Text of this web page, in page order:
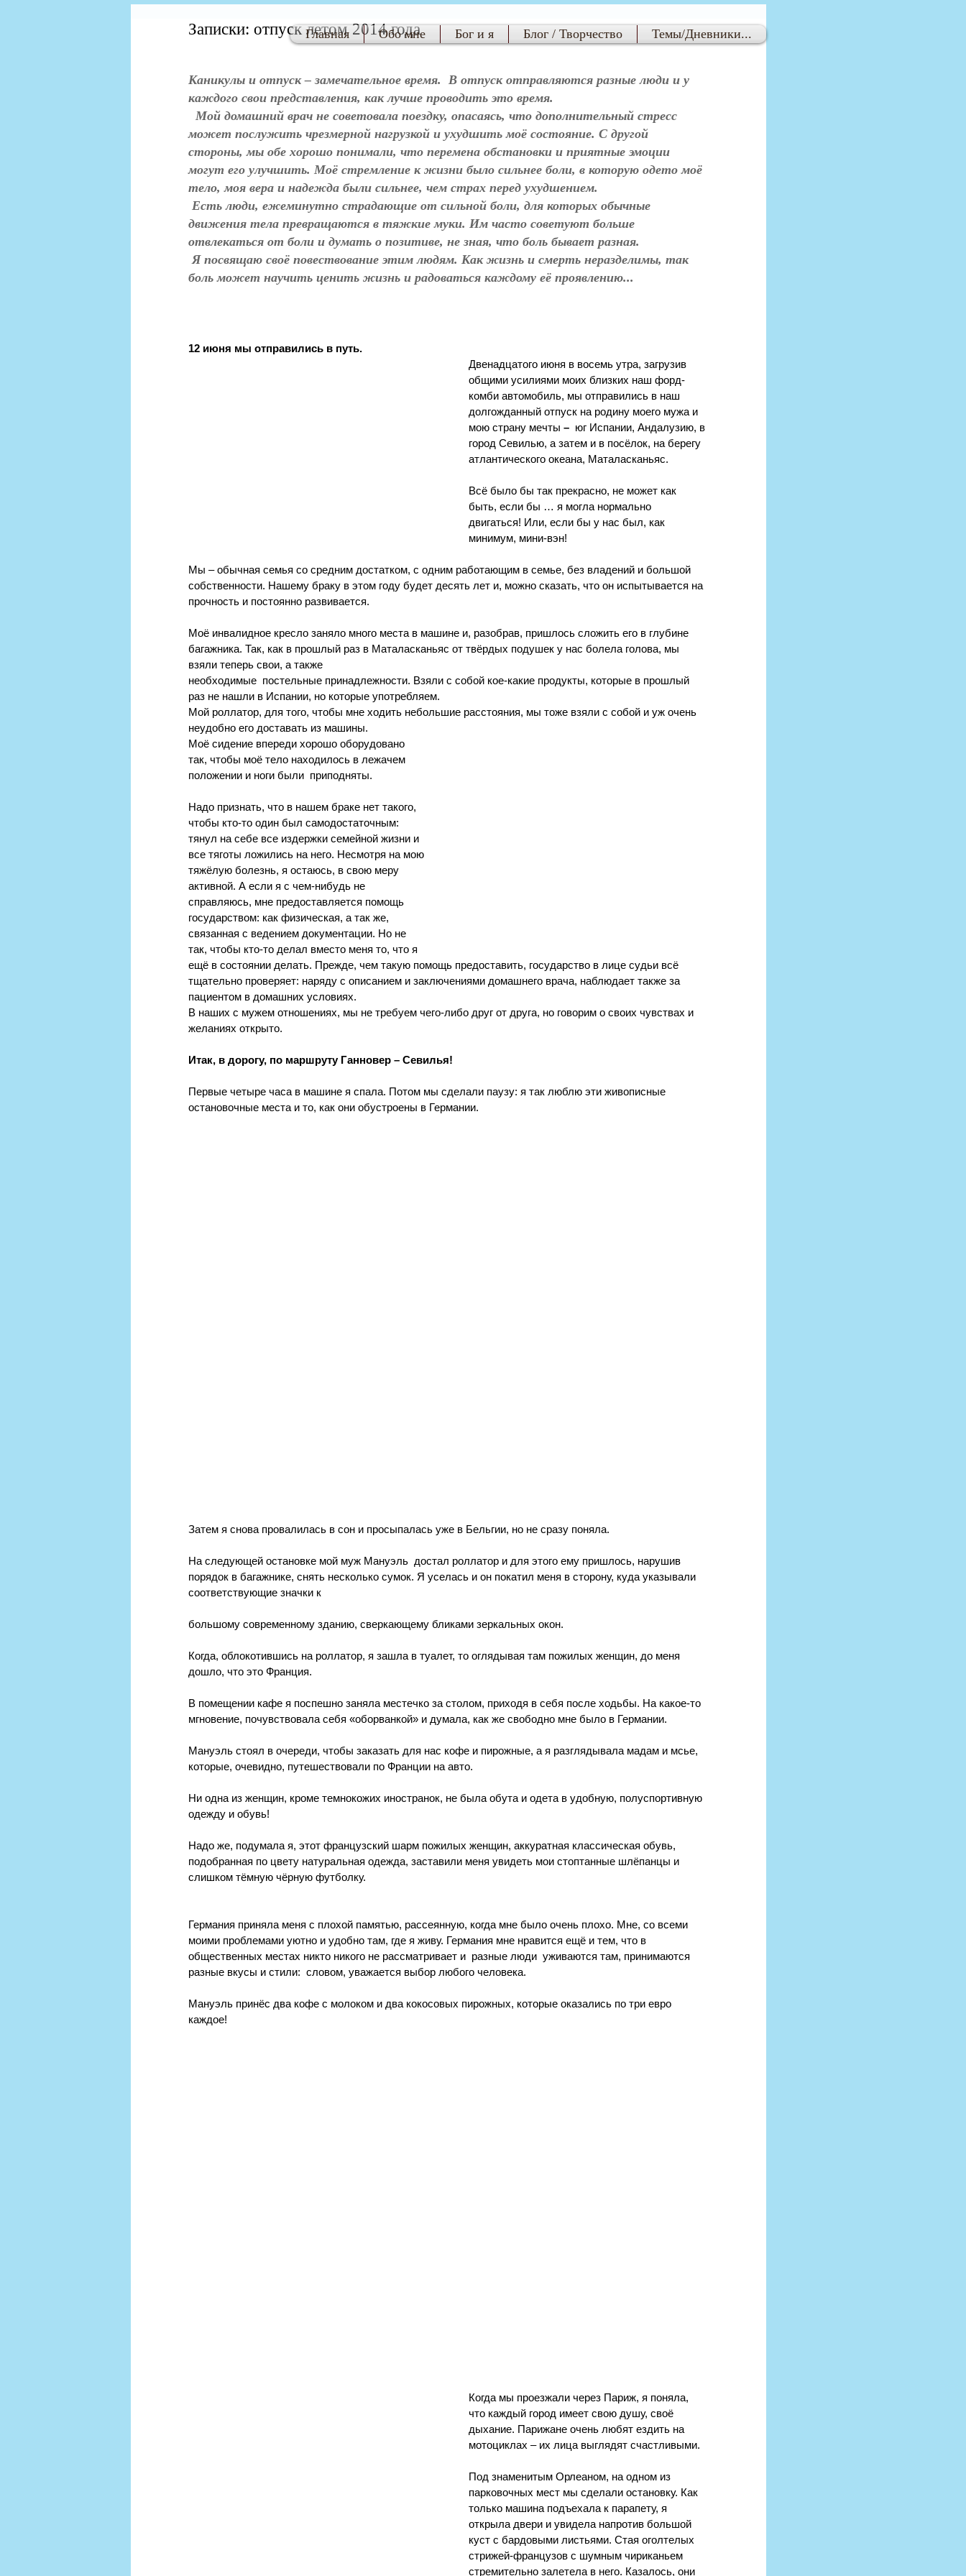
Записки: отпуск летом 2014 года
Каникулы и отпуск – замечательное время.  В отпуск отправляются разные люди и у
каждого свои представления, как лучше проводить это время.
Мой домашний врач не советовала поездку, опасаясь, что дополнительный стресс
может послужить чрезмерной нагрузкой и ухудшить моё состояние. С другой
стороны, мы обе хорошо понимали, что перемена обстановки и приятные эмоции
могут его улучшить. Моё стремление к жизни было сильнее боли, в которую одето моё
тело, моя вера и надежда были сильнее, чем страх перед ухудшением.
движения тела превращаются в тяжкие муки. Им часто советуют больше
отвлекаться от боли и думать о позитиве, не зная, что боль бывает разная.
Я посвящаю своё повествование этим людям. Как жизнь и смерть неразделимы, так
боль может научить ценить жизнь и радоваться каждому её проявлению...
12 июня мы отправились в путь.
Двенадцатого июня в восемь утра, загрузив
общими усилиями моих близких наш форд-
комби автомобиль, мы отправились в наш
долгожданный отпуск на родину моего мужа и
мою страну мечты –
  юг Испании, Андалузию, в
город Севилью, а затем и в посёлок, на берегу
атлантического океана, Маталасканьяс.
Всё было бы так прекрасно, не может как
быть, если бы … я могла нормально
двигаться! Или, если бы у нас был, как
минимум, мини-вэн!
Мы – обычная семья со средним достатком, с одним работающим в семье, без владений и большой
собственности. Нашему браку в этом году будет десять лет и, можно сказать, что он испытывается на
прочность и постоянно развивается.
Моё инвалидное кресло заняло много места в машине и, разобрав, пришлось сложить его в глубине
багажника. Так, как в прошлый раз в Маталасканьяс от твёрдых подушек у нас болела голова, мы
взяли теперь свои, а также
необходимые  постельные принадлежности. Взяли с собой кое-какие продукты, которые в прошлый
раз не нашли в Испании, но которые употребляем.
Мой роллатор, для того, чтобы мне ходить небольшие расстояния, мы тоже взяли с собой и уж очень
неудобно его доставать из машины.
Моё сидение впереди хорошо оборудовано
так, чтобы моё тело находилось в лежачем
положении и ноги были  приподняты.
Надо признать, что в нашем браке нет такого,
чтобы кто-то один был самодостаточным:
тянул на себе все издержки семейной жизни и
все тяготы ложились на него. Несмотря на мою
тяжёлую болезнь, я остаюсь, в свою меру
активной. А если я с чем-нибудь не
справляюсь, мне предоставляется помощь
государством: как физическая, а так же,
связанная с ведением документации. Но не
так, чтобы кто-то делал вместо меня то, что я
ещё в состоянии делать. Прежде, чем такую помощь предоставить, государство в лице судьи всё
тщательно проверяет: наряду с описанием и заключениями домашнего врача, наблюдает также за
пациентом в домашних условиях.
В наших с мужем отношениях, мы не требуем чего-либо друг от друга, но говорим о своих чувствах и
желаниях открыто.
Итак, в дорогу, по маршруту Ганновер – Севилья!
Первые четыре часа в машине я спала. Потом мы сделали паузу: я так люблю эти живописные
остановочные места и то, как они обустроены в Германии.
Затем я снова провалилась в сон и просыпалась уже в Бельгии, но не сразу поняла.
На следующей остановке мой муж Мануэль  достал роллатор и для этого ему пришлось, нарушив
порядок в багажнике, снять несколько сумок. Я уселась и он покатил меня в сторону, куда указывали
соответствующие значки к
большому современному зданию, сверкающему бликами зеркальных окон.
Когда, облокотившись на роллатор, я зашла в туалет, то оглядывая там пожилых женщин, до меня
дошло, что это Франция.
В помещении кафе я поспешно заняла местечко за столом, приходя в себя после ходьбы. На какое-то
мгновение, почувствовала себя «оборванкой» и думала, как же свободно мне было в Германии.
Мануэль стоял в очереди, чтобы заказать для нас кофе и пирожные, а я разглядывала мадам и мсье,
которые, очевидно, путешествовали по Франции на авто.
Ни одна из женщин, кроме темнокожих иностранок, не была обута и одета в удобную, полуспортивную
одежду и обувь!
Надо же, подумала я, этот французский шарм пожилых женщин, аккуратная классическая обувь,
подобранная по цвету натуральная одежда, заставили меня увидеть мои стоптанные шлёпанцы и
слишком тёмную чёрную футболку.
Германия приняла меня с плохой памятью, рассеянную, когда мне было очень плохо. Мне, со всеми
моими проблемами уютно и удобно там, где я живу. Германия мне нравится ещё и тем, что в
общественных местах никто никого не рассматривает и  разные люди  уживаются там, принимаются
разные вкусы и стили:  словом, уважается выбор любого человека.
Мануэль принёс два кофе с молоком и два кокосовых пирожных, которые оказались по три евро
каждое!
Когда мы проезжали через Париж, я поняла,
что каждый город имеет свою душу, своё
дыхание. Парижане очень любят ездить на
мотоциклах – их лица выглядят счастливыми.
Под знаменитым Орлеаном, на одном из
парковочных мест мы сделали остановку. Как
только машина подъехала к парапету, я
открыла двери и увидела напротив большой
куст с бардовыми листьями. Стая оголтелых
стрижей-французов с шумным чириканьем
стремительно залетела в него. Казалось, они
Главная Обо мне Бог и я Блог / Творчество Темы/Дневники...